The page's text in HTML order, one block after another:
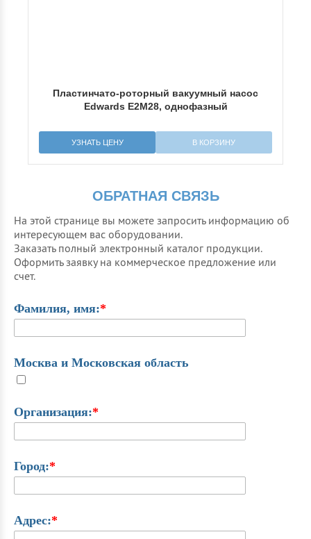
Пластинчато-роторный вакуумный насос
Edwards E2M28, однофазный
УЗНАТЬ ЦЕНУ В КОРЗИНУ
ОБРАТНАЯ СВЯЗЬ
На этой странице вы можете запросить информацию об
интересующем вас оборудовании.
Заказать полный электронный каталог продукции.
Оформить заявку на коммерческое предложение или
счет.
Фамилия, имя:*
Москва и Московская область
Организация:*
Город:*
Адрес:*